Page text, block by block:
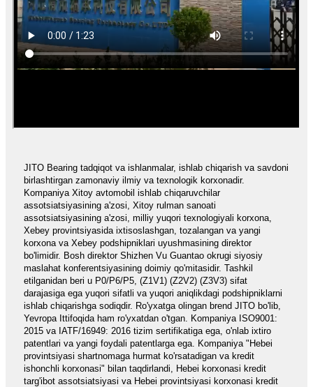
JITO Bearing tadqiqot va ishlanmalar, ishlab chiqarish va savdoni
birlashtirgan zamonaviy ilmiy va texnologik korxonadir.
Kompaniya Xitoy avtomobil ishlab chiqaruvchilar
assotsiatsiyasining a'zosi, Xitoy rulman sanoati
assotsiatsiyasining a'zosi, milliy yuqori texnologiyali korxona,
Xebey provintsiyasida ixtisoslashgan, tozalangan va yangi
korxona va Xebey podshipniklari uyushmasining direktor
bo'limidir. Bosh direktor Shizhen Vu Guantao okrugi siyosiy
maslahat konferentsiyasining doimiy qo'mitasidir. Tashkil
etilganidan beri u P0/P6/P5, (Z1V1) (Z2V2) (Z3V3) sifat
darajasiga ega yuqori sifatli va yuqori aniqlikdagi podshipniklarni
ishlab chiqarishga sodiqdir. Ro'yxatga olingan brend JITO bo'lib,
Yevropa Ittifoqida ham ro'yxatdan o'tgan. Kompaniya ISO9001:
2015 va IATF/16949: 2016 tizim sertifikatiga ega, o'nlab ixtiro
patentlari va yangi foydali patentlarga ega. Kompaniya "Hebei
provintsiyasi shartnomaga hurmat ko'rsatadigan va kredit
ishonchli korxonasi" bilan taqdirlandi, Hebei korxonasi kredit
targ'ibot assotsiatsiyasi va Hebei provintsiyasi korxonasi kredit